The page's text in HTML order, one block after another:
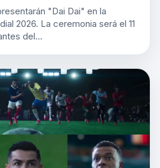
"Dai Dai" en la
2026. La ceremonia será el 11
del…